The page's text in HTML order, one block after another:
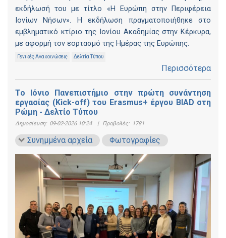
εκδήλωσή του με τίτλο «Η Ευρώπη στην Περιφέρεια
Ιονίων Νήσων». Η εκδήλωση πραγματοποιήθηκε στο
εμβληματικό κτίριο της Ιονίου Ακαδημίας στην Κέρκυρα,
με αφορμή τον εορτασμό της Ημέρας της Ευρώπης.
Γενικές Ανακοινώσεις Δελτία Τύπου
Περισσότερα
Το Ιόνιο Πανεπιστήμιο στην πρώτη συνάντηση
εργασίας (Kick-off) του Erasmus+ έργου BIAD στη
Ρώμη - Δελτίο Τύπου
Δημοσίευση: 09-02-2026 10:24 | Προβολές: 1781
Συνημμένα αρχεία Φωτογραφίες